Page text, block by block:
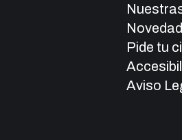
Pide tu
Aviso